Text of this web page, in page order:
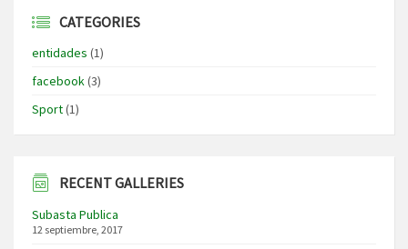
CATEGORIES
entidades (1)
facebook(3)
Sport(1)
RECENT GALLERIES
Subasta Publica
12 septiembre, 2017